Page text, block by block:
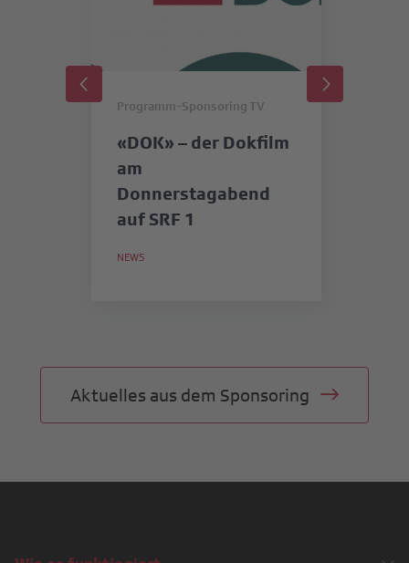
Programm-Sponsoring TV
«DOK» – der Dokfilm
am
Donnerstagabend
auf SRF 1
NEWS
Aktuelles aus dem Sponsoring